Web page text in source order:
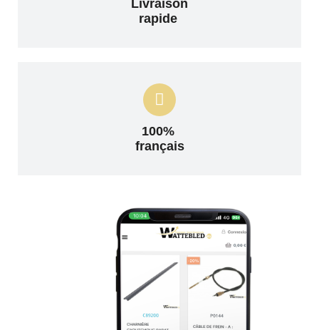
Livraison
rapide
100%
français